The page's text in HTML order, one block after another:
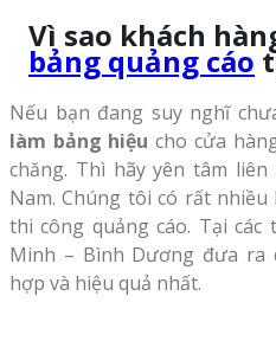
Vì sao khách
bảng quảng cáo
Nếu bạn đang suy nghĩ
làm bảng hiệu cho cửa
chăng. Thì hãy yên tâm
Nam. Chúng tôi có rất
thi công quảng cáo. Tại
Minh – Bình Dương đưa ra
hợp và hiệu quả nhất.